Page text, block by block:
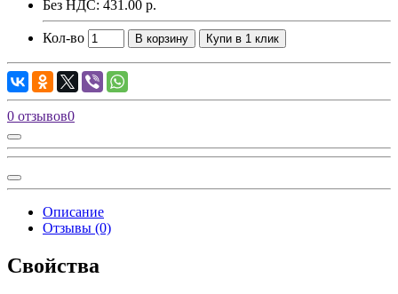
Без НДС: 431.00 р.
Кол-во В корзину Купи в 1 клик
0 отзывов0
Описание
Отзывы (0)
Свойства